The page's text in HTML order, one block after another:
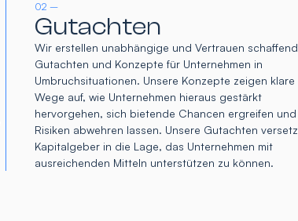
02 –
Gutachten
Wir erstellen unabhängige und Vertrauen
Gutachten und Konzepte für Unternehmen in
Umbruchsituationen. Unsere Konzepte zeigen klare
Wege auf, wie Unternehmen hieraus gestärkt
hervorgehen, sich bietende Chancen ergreifen und
Risiken abwehren lassen. Unsere Gutachten
Kapitalgeber in die Lage, das Unternehmen mit
ausreichenden Mitteln unterstützen zu können.